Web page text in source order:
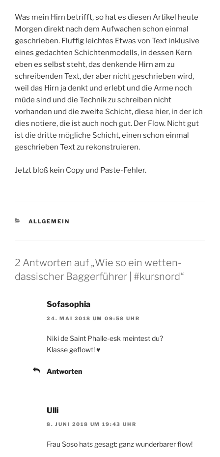
Was mein Hirn betrifft, so hat es diesen Artikel heute
Morgen direkt nach dem Aufwachen schon einmal
geschrieben. Fluffig leichtes Etwas von Text inklusive
eines gedachten Schichtenmodells, in dessen Kern
eben es selbst steht, das denkende Hirn am zu
schreibenden Text, der aber nicht geschrieben wird,
weil das Hirn ja denkt und erlebt und die Arme noch
müde sind und die Technik zu schreiben nicht
vorhanden und die zweite Schicht, diese hier, in der ich
dies notiere, die ist auch noch gut. Der Flow. Nicht gut
ist die dritte mögliche Schicht, einen schon einmal
geschrieben Text zu rekonstruieren.
Jetzt bloß kein Copy und Paste-Fehler.
KATEGORIEN
ALLGEMEIN
2 Antworten auf „Wie so ein wetten-
dassischer Baggerführer | #kursnord“
Sofasophia
24. MAI 2018 UM 09:58 UHR
Niki de Saint Phalle-esk meintest du?
Klasse geflowt! ♥️
Antworten
Ulli
8. JUNI 2018 UM 19:43 UHR
Frau Soso hats gesagt: ganz wunderbarer flow!